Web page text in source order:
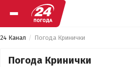
24 Канал Погода Кринички
Погода Кринички